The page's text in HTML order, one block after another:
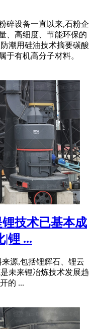
碎设备一直以来,石粉企
、高细度、节能环保的
潮用硅油技术摘要碳酸
于有机高分子材料。
技术已基本成
|锂 ...
源,包括锂辉石、锂云
未来锂冶炼技术发展趋
的 ...